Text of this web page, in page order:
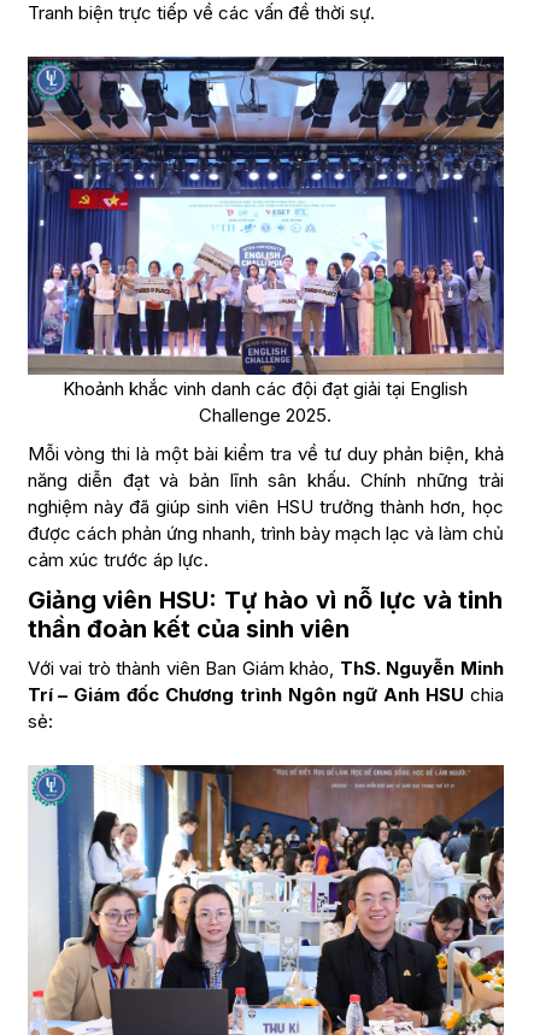
Tranh biện trực tiếp về các vấn đề thời sự.
Khoảnh khắc vinh danh các đội đạt giải tại English
Challenge 2025.
Mỗi vòng thi là một bài kiểm tra về tư duy phản biện, khả
năng diễn đạt và bản lĩnh sân khấu. Chính những trải
nghiệm này đã giúp sinh viên HSU trưởng thành hơn, học
được cách phản ứng nhanh, trình bày mạch lạc và làm chủ
cảm xúc trước áp lực.
Giảng viên HSU: Tự hào vì nỗ lực và tinh
thần đoàn kết của sinh viên
Với vai trò thành viên Ban Giám khảo, ThS. Nguyễn Minh
Trí – Giám đốc Chương trình Ngôn ngữ Anh HSU chia
sẻ: